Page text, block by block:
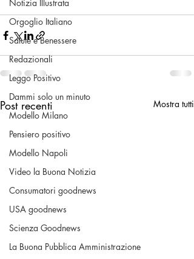
Notizia Illustrata
Orgoglio Italiano
Salute e Benessere
Redazionali
Leggo Positivo
Dammi solo un minuto
Modello Milano
Pensiero positivo
Modello Napoli
Video la Buona Notizia
Consumatori goodnews
USA goodnews
Scienza Goodnews
La Buona Pubblica Amministrazione
Post recenti Mostra tutti